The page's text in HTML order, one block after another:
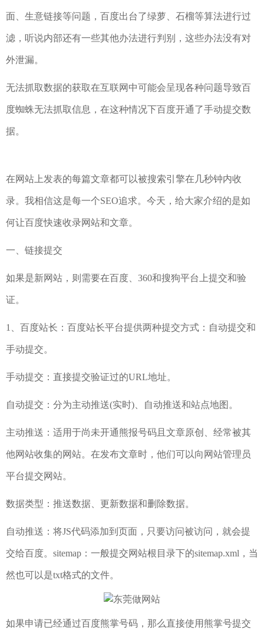
面、生意链接等问题，百度出台了绿萝、石榴等算法进行过
滤，听说内部还有一些其他办法进行判别，这些办法没有对
外泄漏。
无法抓取数据的获取在互联网中可能会呈现各种问题导致百
度蜘蛛无法抓取信息，在这种情况下百度开通了手动提交数
据。
在网站上发表的每篇文章都可以被搜索引擎在几秒钟内收
录。我相信这是每一个SEO追求。今天，给大家介绍的是如
何让百度快速收录网站和文章。
一、链接提交
如果是新网站，则需要在百度、360和搜狗平台上提交和验
证。
1、百度站长：百度站长平台提供两种提交方式：自动提交和
手动提交。
手动提交：直接提交验证过的URL地址。
自动提交：分为主动推送(实时)、自动推送和站点地图。
主动推送：适用于尚未开通熊报号码且文章原创、经常被其
他网站收集的网站。在发布文章时，他们可以向网站管理员
平台提交网站。
数据类型：推送数据、更新数据和删除数据。
自动推送：将JS代码添加到页面，只要访问被访问，就会提
交给百度。sitemap：一般提交网站根目录下的sitemap.xml，当
然也可以是txt格式的文件。
如果申请已经通过百度熊掌号码，那么直接使用熊掌号提交